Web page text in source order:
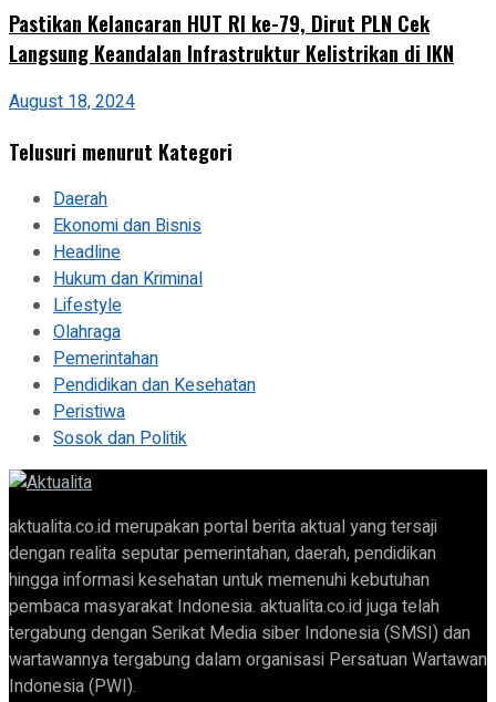
Pastikan Kelancaran HUT RI ke-79, Dirut PLN Cek
Langsung Keandalan Infrastruktur Kelistrikan di IKN
August 18, 2024
Telusuri menurut Kategori
Daerah
Ekonomi dan Bisnis
Headline
Hukum dan Kriminal
Lifestyle
Olahraga
Pemerintahan
Pendidikan dan Kesehatan
Peristiwa
Sosok dan Politik
aktualita.co.id merupakan portal berita aktual yang tersaji
dengan realita seputar pemerintahan, daerah, pendidikan
hingga informasi kesehatan untuk memenuhi kebutuhan
pembaca masyarakat Indonesia. aktualita.co.id juga telah
tergabung dengan Serikat Media siber Indonesia (SMSI) dan
wartawannya tergabung dalam organisasi Persatuan Wartawan
Indonesia (PWI).